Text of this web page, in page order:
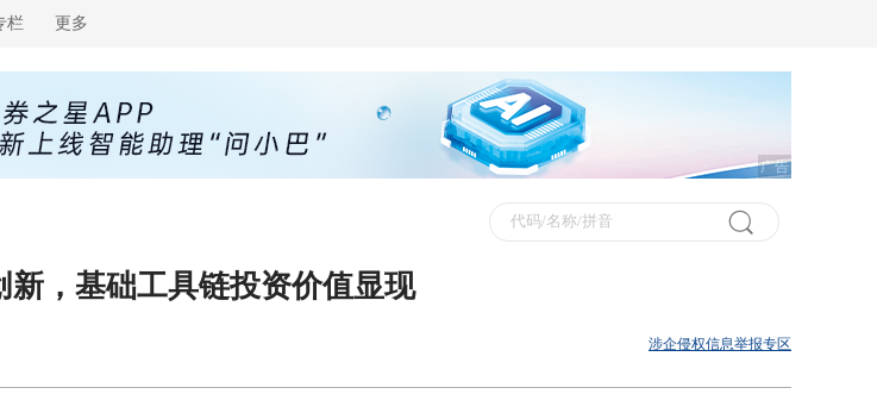
栏 更多
广告
，基础工具链投资价值显现
涉企侵权信息举报专区